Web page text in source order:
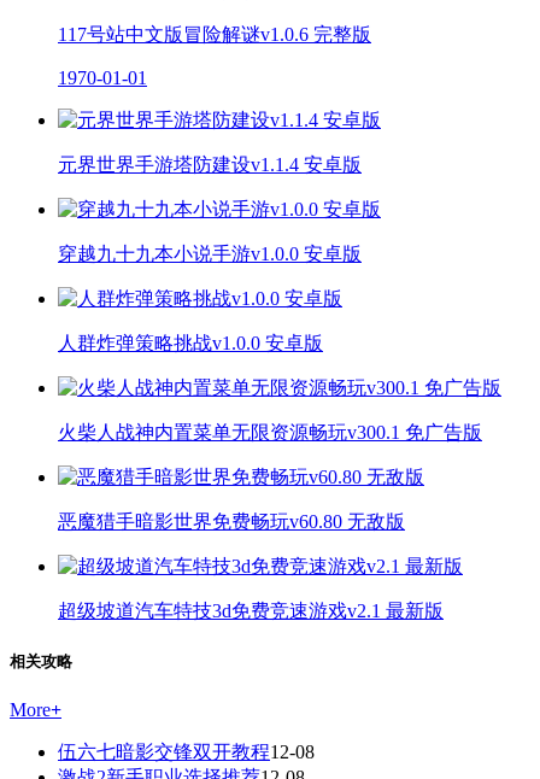
117号站中文版冒险解谜v1.0.6 完整版
1970-01-01
元界世界手游塔防建设v1.1.4 安卓版
穿越九十九本小说手游v1.0.0 安卓版
人群炸弹策略挑战v1.0.0 安卓版
火柴人战神内置菜单无限资源畅玩v300.1 免广告版
恶魔猎手暗影世界免费畅玩v60.80 无敌版
超级坡道汽车特技3d免费竞速游戏v2.1 最新版
相关攻略
More+
伍六七暗影交锋双开教程12-08